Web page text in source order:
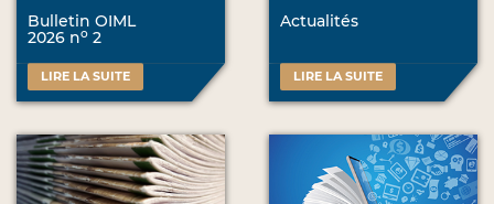
Bulletin OIML
2026 no 2
LIRE LA SUITE
Actualités
LIRE LA SUITE